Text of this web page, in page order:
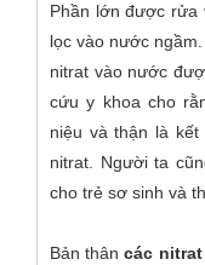
Phần lớn được rửa
lọc vào nước
nitrat vào nước
cứu y khoa cho
niệu và thận là
nitrat. Người ta
cho trẻ sơ sinh và
Bản thân các